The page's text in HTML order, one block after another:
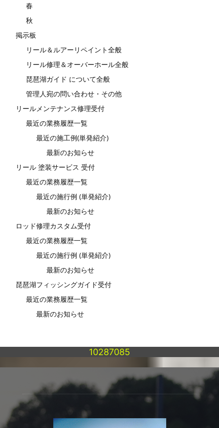
春
秋
掲示板
リール＆ルアーリペイント全般
リール修理＆オーバーホール全般
琵琶湖ガイド について全般
管理人宛の問い合わせ・その他
リールメンテナンス修理受付
最近の業務履歴一覧
最近の施工例(単発紹介)
最新のお知らせ
リール 塗装サービス 受付
最近の業務履歴一覧
最近の施行例 (単発紹介)
最新のお知らせ
ロッド修理カスタム受付
最近の業務履歴一覧
最近の施行例 (単発紹介)
最新のお知らせ
琵琶湖フィッシングガイド受付
最近の業務履歴一覧
最新のお知らせ
10287085